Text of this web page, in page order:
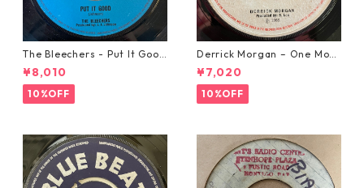
The Bleechers - Put It Good
【7-21637】
¥8,010
10%OFF
Derrick Morgan – One Morn
ing In May【7-21653】
¥7,020
10%OFF